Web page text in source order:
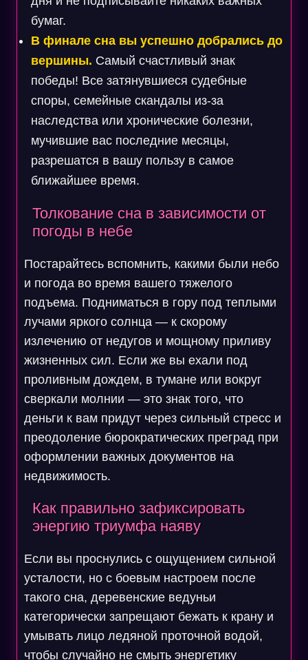
бумаг.
В финале сна вы успешно добрались до
вершины. Самый счастливый знак
победы! Все затянувшиеся судебные
споры, семейные скандалы из-за
наследства или хронические болезни,
мучившие вас последние месяцы,
разрешатся в вашу пользу в самое
ближайшее время.
Толкование сна в зависимости от
погоды в небе
Постарайтесь вспомнить, какими были небо
и погода во время вашего тяжелого
подъема. Подниматься в гору под теплыми
лучами яркого солнца — к скорому
излечению от недугов и мощному приливу
жизненных сил. Если же вы ехали под
проливным дождем, в тумане или вокруг
сверкали молнии — это знак того, что
деньги к вам придут через сильный стресс и
преодоление бюрократических преград при
оформлении важных документов на
недвижимость.
Как правильно зафиксировать
энергию триумфа наяву
Если вы проснулись с ощущением сильной
усталости, но с боевым настроем после
такого сна, деревенские ведуньи
категорически запрещают бежать к крану и
умывать лицо ледяной проточной водой,
чтобы случайно не смыть энергетику